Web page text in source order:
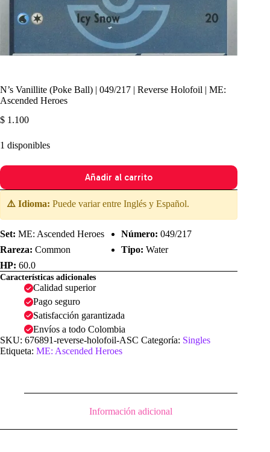
N’s Vanillite (Poke Ball) | 049/217 | Reverse Holofoil | ME:
Ascended Heroes
$ 1.100
1 disponibles
Añadir al carrito
⚠️ Idioma: Puede variar entre Inglés y Español.
Set: ME: Ascended Heroes Número: 049/217
Rareza: Common Tipo: Water
HP: 60.0
Características adicionales
Calidad superior
Pago seguro
Satisfacción garantizada
Envíos a todo Colombia
SKU: 676891-reverse-holofoil-ASC Categoría: Singles
Etiqueta: ME: Ascended Heroes
Información adicional